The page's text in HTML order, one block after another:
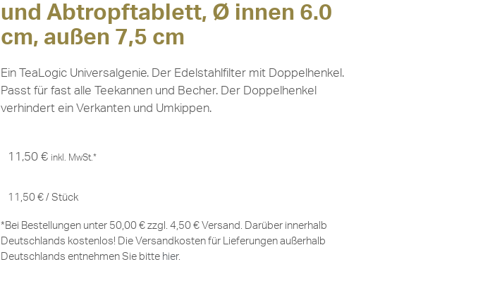
und Abtropftablett, Ø innen 6.0
cm, außen 7,5 cm
Ein TeaLogic Universalgenie. Der Edelstahlfilter mit Doppelhenkel.
Passt für fast alle Teekannen und Becher. Der Doppelhenkel
verhindert ein Verkanten und Umkippen.
11,50 € inkl. MwSt.*
11,50 € / Stück
*Bei Bestellungen unter 50,00 € zzgl. 4,50 € Versand. Darüber innerhalb
Deutschlands kostenlos! Die Versandkosten für Lieferungen außerhalb
Deutschlands entnehmen Sie bitte hier.